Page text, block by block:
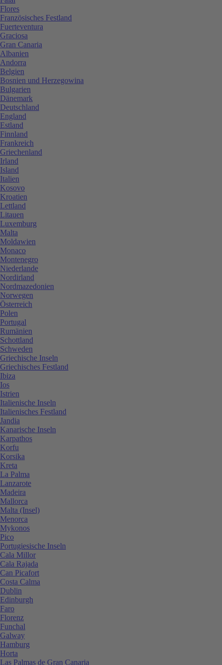
Flores
Französisches Festland
Fuerteventura
Graciosa
Gran Canaria
Albanien
Andorra
Belgien
Bosnien und Herzegowina
Bulgarien
Dänemark
Deutschland
England
Estland
Finnland
Frankreich
Griechenland
Irland
Island
Italien
Kosovo
Kroatien
Lettland
Litauen
Luxemburg
Malta
Moldawien
Monaco
Montenegro
Niederlande
Nordirland
Nordmazedonien
Norwegen
Österreich
Polen
Portugal
Rumänien
Schottland
Schweden
Griechische Inseln
Griechisches Festland
Ibiza
Ios
Istrien
Italienische Inseln
Italienisches Festland
Jandia
Kanarische Inseln
Karpathos
Korfu
Korsika
Kreta
La Palma
Lanzarote
Madeira
Mallorca
Malta (Insel)
Menorca
Mykonos
Pico
Portugiesische Inseln
Cala Millor
Cala Rajada
Can Picafort
Costa Calma
Dublin
Edinburgh
Faro
Florenz
Funchal
Galway
Hamburg
Horta
Las Palmas de Gran Canaria